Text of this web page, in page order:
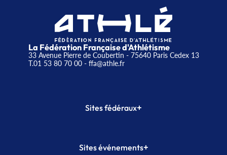
La Fédération Française d'Athlétisme
33 Avenue Pierre de Coubertin - 75640 Paris Cedex 13
T.01 53 80 70 00- ffa@athle.fr
Sites fédéraux+
Plateforme Formation
Sites événements+